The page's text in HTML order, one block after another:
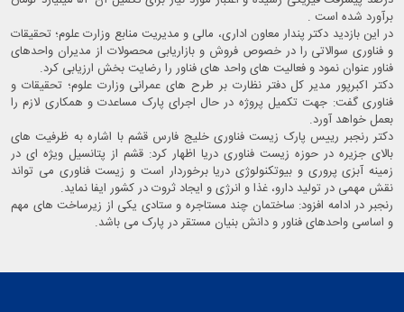
برآورد شده است .
در این بازدید دکتر پندار معاون اداری، مالی و مدیریت منابع وزارت علوم؛ تحقیقات
و فناوری سوالاتی را در خصوص فروش و بازاریابی محصولات از مدیران واحدهای
فناور عنوان نمود و فعالیت های واحد های فناور را رضایت بخش ارزیابی کرد.
دکتر اکبرپور مدیر کل دفتر نظارت بر طرح های عمرانی وزارت علوم؛ تحقیقات و
فناوری گفت: جهت تکمیل پروژه در حال اجرای پارک مساعدت و همکاری لازم را
بعمل خواهد آورد.
دکتر رنجبر رییس پارک زیست فناوری خلیج فارس قشم با اشاره به ظرفیت های
بالای جزیره در حوزه زیست فناوری دریا اظهار کرد: قشم از پتانسیل ویژه ای در
زمینه آبزی پروری و بیوتکنولوژی دریا برخوردار است و زیست فناوری می تواند
نقش مهمی در تولید دارو، غذا و انرژی و ایجاد ثروت در کشور ایفا نماید.
رنجبر در ادامه افزود: ساختمان چند مستاجره و ستادی یکی از زیرساخت های مهم
و اساسی واحدهای فناور و دانش بنیان مستقر در پارک می باشد.